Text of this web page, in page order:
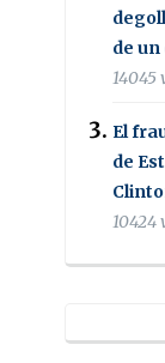
de
14045
El
de
10424